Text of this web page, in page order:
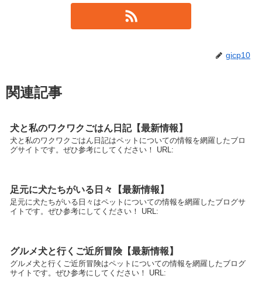
gicp10
関連記事
犬と私のワクワクごはん日記【最新情報】
犬と私のワクワクごはん日記はペットについての情報を網羅したブロ
グサイトです。ぜひ参考にしてください！ URL:
足元に犬たちがいる日々【最新情報】
足元に犬たちがいる日々はペットについての情報を網羅したブログサ
イトです。ぜひ参考にしてください！ URL:
グルメ犬と行くご近所冒険【最新情報】
グルメ犬と行くご近所冒険はペットについての情報を網羅したブログ
サイトです。ぜひ参考にしてください！ URL: